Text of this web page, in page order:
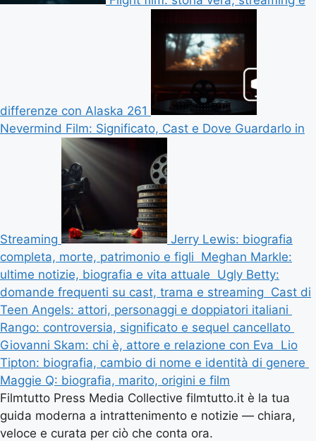
differenze con Alaska 261
Nevermind Film: Significato, Cast e Dove Guardarlo in
Streaming
Jerry Lewis: biografia
completa, morte, patrimonio e figli Meghan Markle:
ultime notizie, biografia e vita attuale Ugly Betty:
domande frequenti su cast, trama e streaming Cast di
Teen Angels: attori, personaggi e doppiatori italiani
Rango: controversia, significato e sequel cancellato
Giovanni Skam: chi è, attore e relazione con Eva Lio
Tipton: biografia, cambio di nome e identità di genere
Maggie Q: biografia, marito, origini e film
Filmtutto Press Media Collective filmtutto.it è la tua
guida moderna a intrattenimento e notizie — chiara,
veloce e curata per ciò che conta ora.